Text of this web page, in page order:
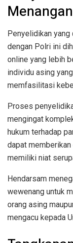
Penyelidikan
dengan Polri ini
online yang lebih
individu asing
memfasilitasi
Proses
mengingat
hukum terhadap
dapat
memiliki niat
Hendarsam
wewenang untuk
orang asing
mengacu kepada